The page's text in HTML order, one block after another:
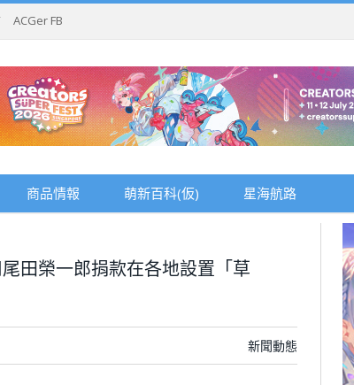
ACGer FB
商品情報 萌新百科(仮) 星海航路
田榮一郎捐款在各地設置「草
新聞動態